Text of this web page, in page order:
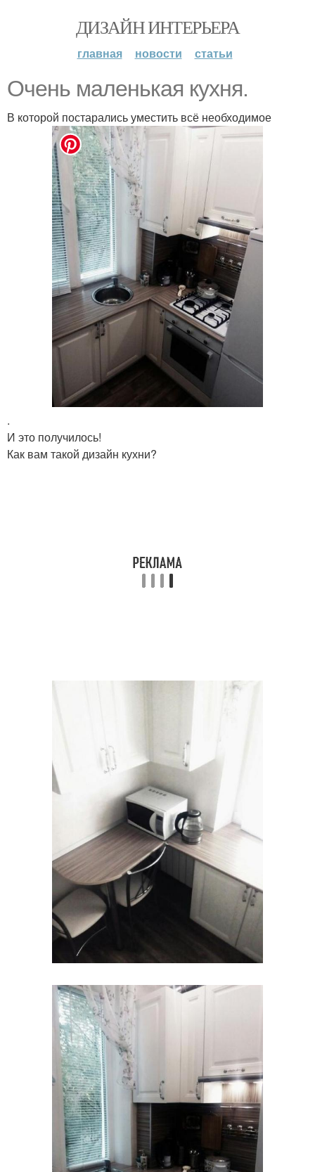
ДИЗАЙН ИНТЕРЬЕРА
главная новости статьи
Очень маленькая кухня.
В которой постарались уместить всё необходимое
.
И это получилось!
Как вам такой дизайн кухни?